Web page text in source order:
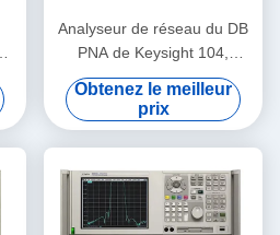
Analyseur de réseau du DB
PNA de Keysight 104,
appareil de contrôle d'Agilent
E8364B VNA
Obtenez le meilleur
prix